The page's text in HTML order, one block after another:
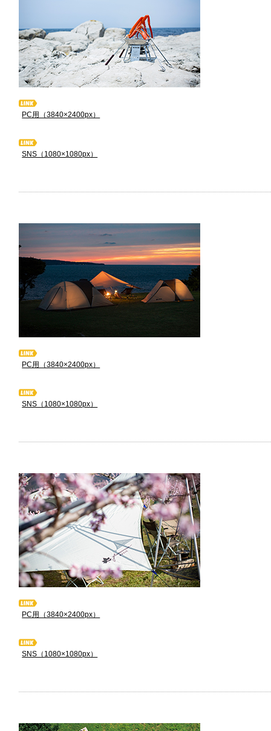
PC用（3840×2400px）
SNS（1080×1080px）
PC用（3840×2400px）
SNS（1080×1080px）
PC用（3840×2400px）
SNS（1080×1080px）